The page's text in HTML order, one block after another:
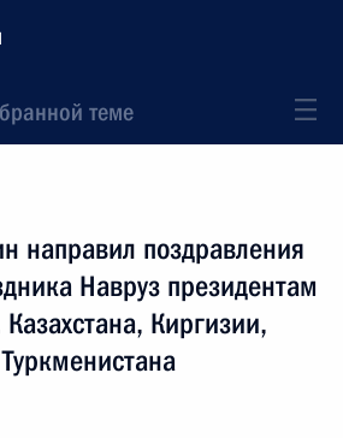
теме
направил поздравления
Навруз президентам
Киргизии,